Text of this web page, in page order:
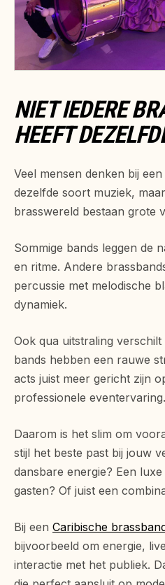
NIET IEDERE
HEEFT
Veel mensen denken bij
dezelfde soort muziek,
brasswereld bestaan grote
Sommige bands leggen de
en ritme. Andere
percussie met melodische
dynamiek.
Ook qua uitstraling
bands hebben een rauwe
acts juist meer gericht zijn
professionele eventervaring.
Daarom is het slim om
stijl het beste past bij jouw
dansbare energie? Een
gasten? Of juist een
Bij een Caribische
bijvoorbeeld om energie,
interactie met het publiek.